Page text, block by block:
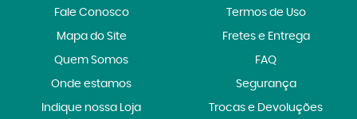
Fale Conosco
Mapa do Site
Quem Somos
Onde estamos
Indique nossa Loja
Termos de Uso
Fretes e Entrega
FAQ
Segurança
Trocas e Devoluções